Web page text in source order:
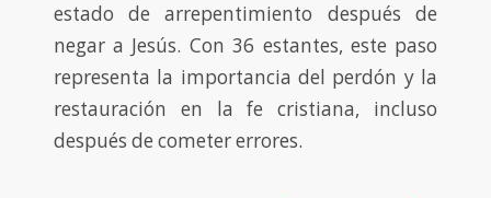
estado de arrepentimiento después de
negar a Jesús. Con 36 estantes, este paso
representa la importancia del perdón y la
restauración en la fe cristiana, incluso
después de cometer errores.